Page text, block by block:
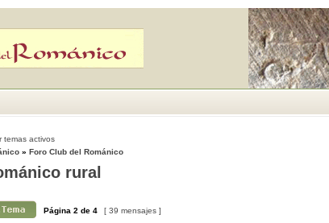
temas activos
» Foro Club del Románico
rural
Página 2 de 4 [ 39 mensajes ]